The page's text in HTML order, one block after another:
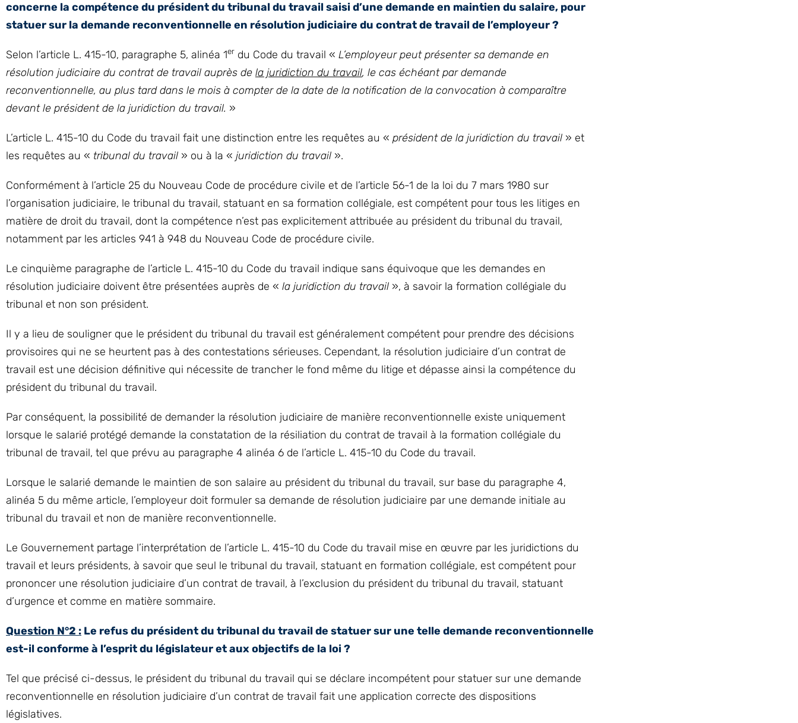
concerne la compétence du président du tribunal du travail saisi d’une demande en maintien du salaire, pour
statuer sur la demande reconventionnelle en résolution judiciaire du contrat de travail de l’employeur ?
Selon l’article L. 415-10, paragraphe 5, alinéa 1er du Code du travail « L’employeur peut présenter sa demande en
résolution judiciaire du contrat de travail auprès de la juridiction du travail, le cas échéant par demande
reconventionnelle, au plus tard dans le mois à compter de la date de la notification de la convocation à comparaître
devant le président de la juridiction du travail. »
L’article L. 415-10 du Code du travail fait une distinction entre les requêtes au « président de la juridiction du travail » et
les requêtes au « tribunal du travail » ou à la « juridiction du travail ».
Conformément à l’article 25 du Nouveau Code de procédure civile et de l’article 56-1 de la loi du 7 mars 1980 sur
l’organisation judiciaire, le tribunal du travail, statuant en sa formation collégiale, est compétent pour tous les litiges en
matière de droit du travail, dont la compétence n’est pas explicitement attribuée au président du tribunal du travail,
notamment par les articles 941 à 948 du Nouveau Code de procédure civile.
Le cinquième paragraphe de l’article L. 415-10 du Code du travail indique sans équivoque que les demandes en
résolution judiciaire doivent être présentées auprès de « la juridiction du travail », à savoir la formation collégiale du
tribunal et non son président.
Il y a lieu de souligner que le président du tribunal du travail est généralement compétent pour prendre des décisions
provisoires qui ne se heurtent pas à des contestations sérieuses. Cependant, la résolution judiciaire d’un contrat de
travail est une décision définitive qui nécessite de trancher le fond même du litige et dépasse ainsi la compétence du
président du tribunal du travail.
Par conséquent, la possibilité de demander la résolution judiciaire de manière reconventionnelle existe uniquement
lorsque le salarié protégé demande la constatation de la résiliation du contrat de travail à la formation collégiale du
tribunal de travail, tel que prévu au paragraphe 4 alinéa 6 de l’article L. 415-10 du Code du travail.
Lorsque le salarié demande le maintien de son salaire au président du tribunal du travail, sur base du paragraphe 4,
alinéa 5 du même article, l’employeur doit formuler sa demande de résolution judiciaire par une demande initiale au
tribunal du travail et non de manière reconventionnelle.
Le Gouvernement partage l’interprétation de l’article L. 415-10 du Code du travail mise en œuvre par les juridictions du
travail et leurs présidents, à savoir que seul le tribunal du travail, statuant en formation collégiale, est compétent pour
prononcer une résolution judiciaire d’un contrat de travail, à l’exclusion du président du tribunal du travail, statuant
d’urgence et comme en matière sommaire.
Question N°2 : Le refus du président du tribunal du travail de statuer sur une telle demande reconventionnelle
est-il conforme à l’esprit du législateur et aux objectifs de la loi ?
Tel que précisé ci-dessus, le président du tribunal du travail qui se déclare incompétent pour statuer sur une demande
reconventionnelle en résolution judiciaire d’un contrat de travail fait une application correcte des dispositions
législatives.